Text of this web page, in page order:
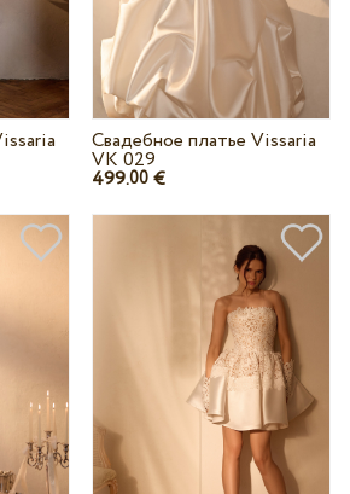
Свадебное платье Vissaria
VK 029
499.00 €